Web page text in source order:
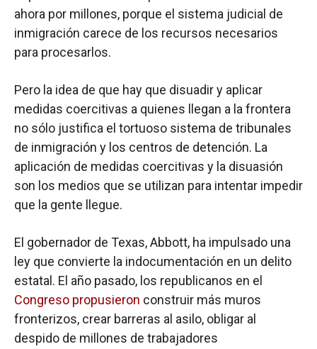
ahora por millones, porque el sistema judicial de
inmigración carece de los recursos necesarios
para procesarlos.
Pero la idea de que hay que disuadir y aplicar
medidas coercitivas a quienes llegan a la frontera
no sólo justifica el tortuoso sistema de tribunales
de inmigración y los centros de detención. La
aplicación de medidas coercitivas y la disuasión
son los medios que se utilizan para intentar impedir
que la gente llegue.
El gobernador de Texas, Abbott, ha impulsado una
ley que convierte la indocumentación en un delito
estatal. El año pasado, los republicanos en el
Congreso propusieron construir más muros
fronterizos, crear barreras al asilo, obligar al
despido de millones de trabajadores